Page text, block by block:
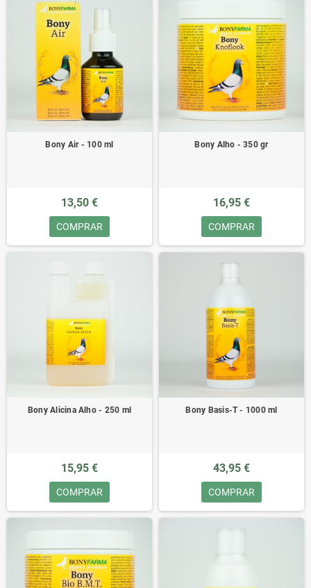
Bony Air - 100 ml
13,50 €
COMPRAR
Bony Alho - 350 gr
16,95 €
COMPRAR
Bony Alicina Alho - 250 ml
15,95 €
COMPRAR
Bony Basis-T - 1000 ml
43,95 €
COMPRAR